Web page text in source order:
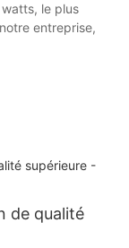
le plus
entreprise,
de qualité